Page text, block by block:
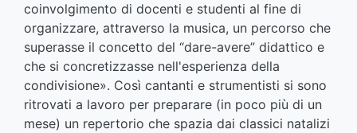
coinvolgimento di docenti e studenti al fine di
organizzare, attraverso la musica, un percorso che
superasse il concetto del “dare-avere” didattico e
che si concretizzasse nell'esperienza della
condivisione». Così cantanti e strumentisti si sono
ritrovati a lavoro per preparare (in poco più di un
mese) un repertorio che spazia dai classici natalizi